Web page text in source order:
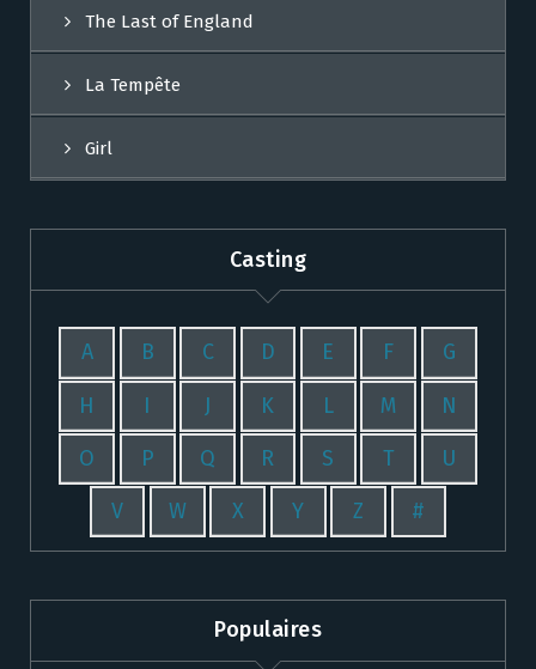
The Last of England
La Tempête
Girl
Casting
A B C D E F G
H I J K L M N
O P Q R S T U
V W X Y Z #
Populaires